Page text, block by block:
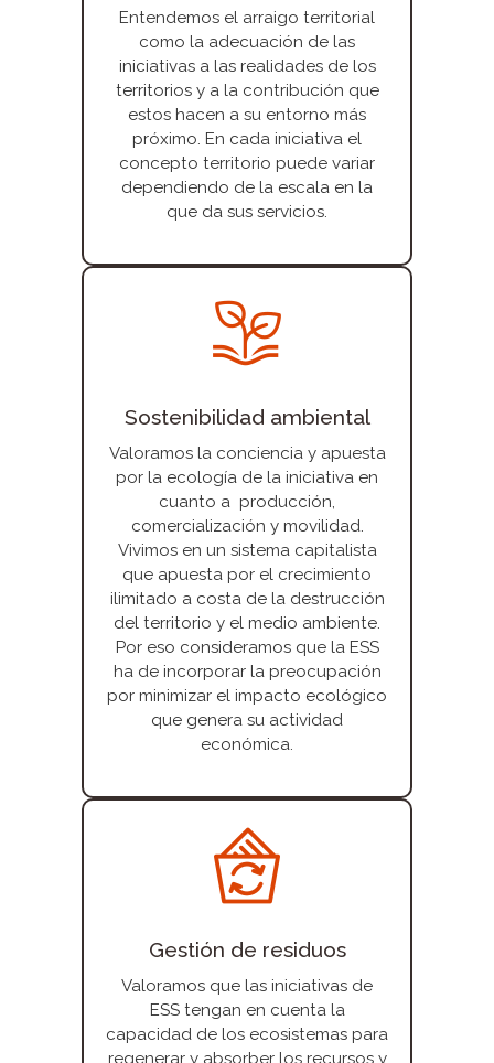
Entendemos el arraigo territorial
como la adecuación de las
iniciativas a las realidades de los
territorios y a la contribución que
estos hacen a su entorno más
próximo. En cada iniciativa el
concepto territorio puede variar
dependiendo de la escala en la
que da sus servicios.
Sostenibilidad ambiental
Valoramos la conciencia y apuesta
por la ecología de la iniciativa en
cuanto a producción,
comercialización y movilidad.
Vivimos en un sistema capitalista
que apuesta por el crecimiento
ilimitado a costa de la destrucción
del territorio y el medio ambiente.
Por eso consideramos que la ESS
ha de incorporar la preocupación
por minimizar el impacto ecológico
que genera su actividad
económica.
Gestión de residuos
Valoramos que las iniciativas de
ESS tengan en cuenta la
capacidad de los ecosistemas para
regenerar y absorber los recursos y